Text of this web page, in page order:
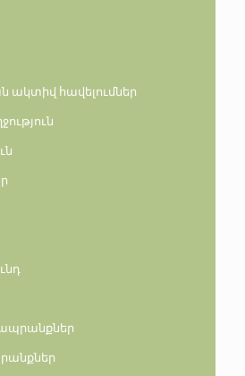
հավելումներ